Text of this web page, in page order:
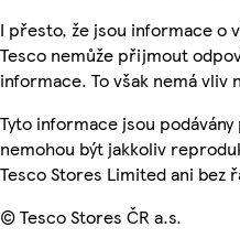
I přesto, že jsou informace o
Tesco nemůže přijmout
informace. To však nemá vliv
Tyto informace jsou
nemohou být jakkoliv
Tesco Stores Limited ani bez
© Tesco Stores ČR a.s.